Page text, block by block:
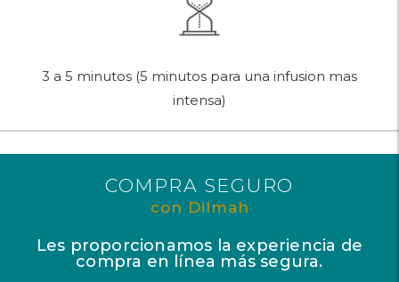
3 a 5 minutos (5 minutos para una infusion mas
intensa)
COMPRA SEGURO
con Dilmah
Les proporcionamos la experiencia de
compra en línea más segura.